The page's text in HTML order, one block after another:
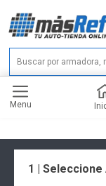
Menu
1 | Seleccione